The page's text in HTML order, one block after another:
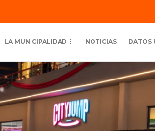
LA MUNICIPALIDAD NOTICIAS DATOS